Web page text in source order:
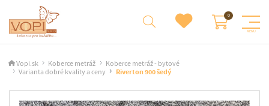
Vopi.sk Koberce metráž
Koberce metráž - bytové
Varianta dobré kvality a ceny
Riverton 900 šedý